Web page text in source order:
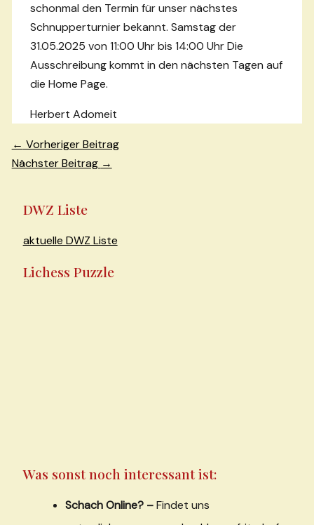
schonmal den Termin für unser nächstes
Schnupperturnier bekannt. Samstag der
31.05.2025 von 11:00 Uhr bis 14:00 Uhr Die
Ausschreibung kommt in den nächsten Tagen auf
die Home Page.
Herbert Adomeit
Beitragsnavigation
← Vorheriger Beitrag
Nächster Beitrag →
DWZ Liste
aktuelle DWZ Liste
Lichess Puzzle
Was sonst noch interessant ist:
Schach Online? –Findet uns